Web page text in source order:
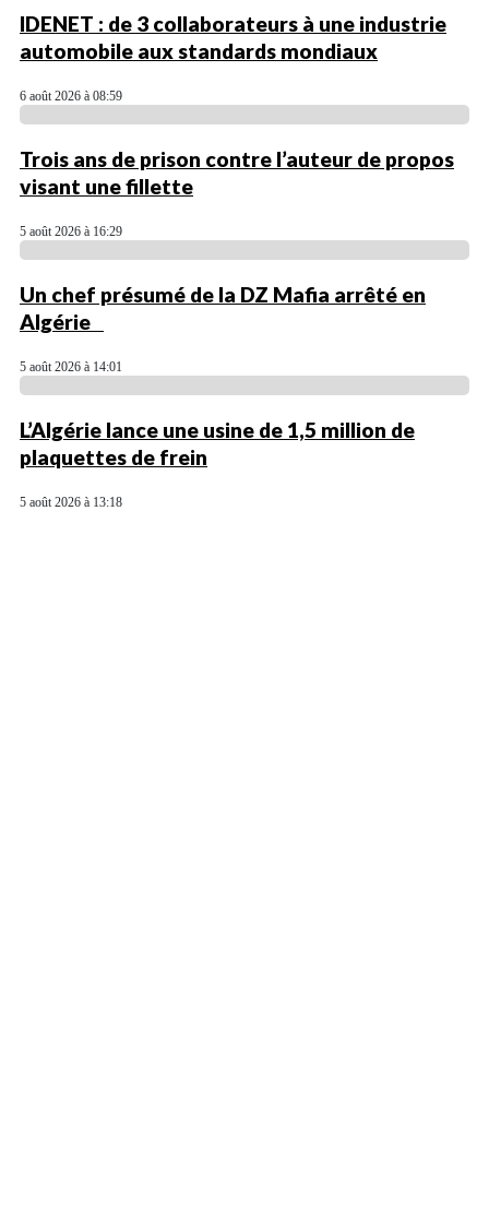
IDENET : de 3 collaborateurs à une industrie
automobile aux standards mondiaux
6 août 2026 à 08:59
Trois ans de prison contre l’auteur de propos
visant une fillette
5 août 2026 à 16:29
Un chef présumé de la DZ Mafia arrêté en
Algérie
5 août 2026 à 14:01
L’Algérie lance une usine de 1,5 million de
plaquettes de frein
5 août 2026 à 13:18